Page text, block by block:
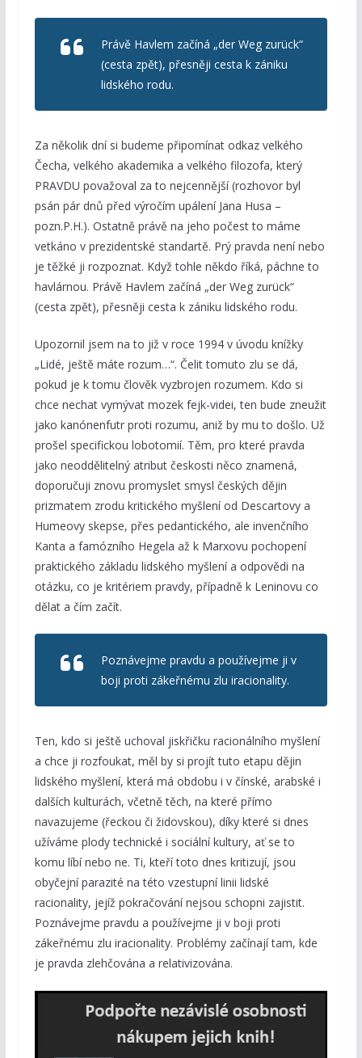
Právě Havlem začíná „der Weg zurück“
(cesta zpět), přesněji cesta k zániku
lidského rodu.
Za několik dní si budeme připomínat odkaz velkého
Čecha, velkého akademika a velkého filozofa, který
PRAVDU považoval za to nejcennější (rozhovor byl
psán pár dnů před výročím upálení Jana Husa –
pozn.P.H.). Ostatně právě na jeho počest to máme
vetkáno v prezidentské standartě. Prý pravda není nebo
je těžké ji rozpoznat. Když tohle někdo říká, páchne to
havlárnou. Právě Havlem začíná „der Weg zurück“
(cesta zpět), přesněji cesta k zániku lidského rodu.
Upozornil jsem na to již v roce 1994 v úvodu knížky
„Lidé, ještě máte rozum…“. Čelit tomuto zlu se dá,
pokud je k tomu člověk vyzbrojen rozumem. Kdo si
chce nechat vymývat mozek fejk-videi, ten bude zneužit
jako kanónenfutr proti rozumu, aniž by mu to došlo. Už
prošel specifickou lobotomií. Těm, pro které pravda
jako neoddělitelný atribut českosti něco znamená,
doporučuji znovu promyslet smysl českých dějin
prizmatem zrodu kritického myšlení od Descartovy a
Humeovy skepse, přes pedantického, ale invenčního
Kanta a famózního Hegela až k Marxovu pochopení
praktického základu lidského myšlení a odpovědi na
otázku, co je kritériem pravdy, případně k Leninovu co
dělat a čím začít.
Poznávejme pravdu a používejme ji v
boji proti zákeřnému zlu iracionality.
Ten, kdo si ještě uchoval jiskřičku racionálního myšlení
a chce ji rozfoukat, měl by si projít tuto etapu dějin
lidského myšlení, která má obdobu i v čínské, arabské i
dalších kulturách, včetně těch, na které přímo
navazujeme (řeckou či židovskou), díky které si dnes
užíváme plody technické i sociální kultury, ať se to
komu líbí nebo ne. Ti, kteří toto dnes kritizují, jsou
obyčejní parazité na této vzestupní linii lidské
racionality, jejíž pokračování nejsou schopni zajistit.
Poznávejme pravdu a používejme ji v boji proti
zákeřnému zlu iracionality. Problémy začínají tam, kde
je pravda zlehčována a relativizována.